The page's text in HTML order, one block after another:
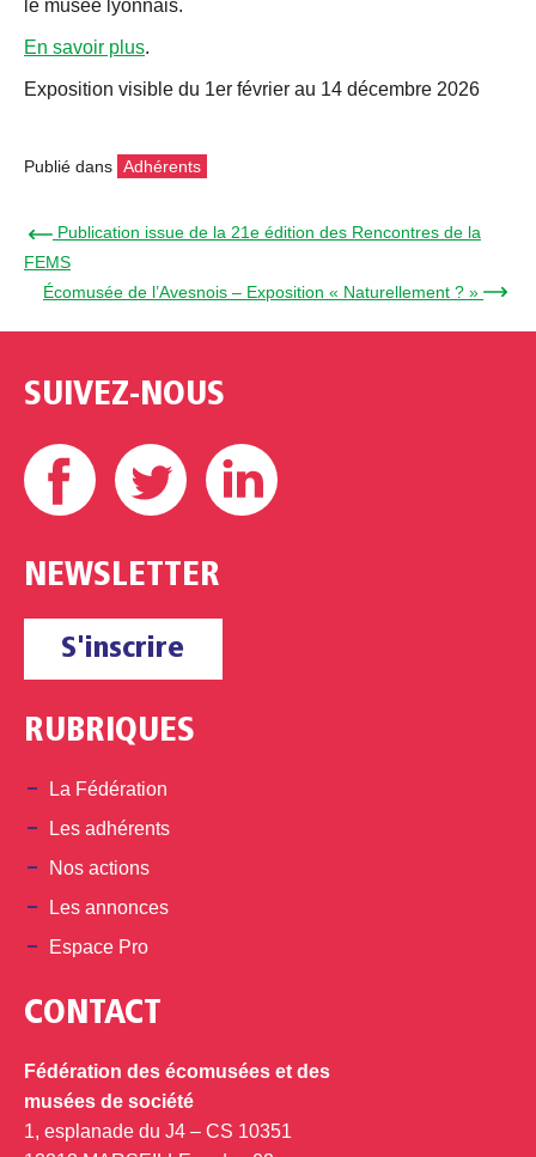
le musée lyonnais.
En savoir plus.
Exposition visible du 1er février au 14 décembre 2026
Publié dans Adhérents
← Publication issue de la 21e édition des Rencontres de la
FEMS
Écomusée de l’Avesnois – Exposition « Naturellement ? » →
SUIVEZ-NOUS
Facebook Twitter
NEWSLETTER
S'inscrire
RUBRIQUES
La Fédération
Les adhérents
Nos actions
Les annonces
Espace Pro
CONTACT
Fédération des écomusées et des
musées de société
1, esplanade du J4 – CS 10351